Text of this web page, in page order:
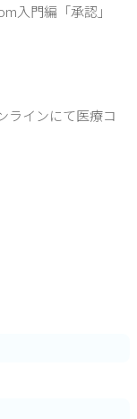
入門編「承認」
ラインにて医療コ